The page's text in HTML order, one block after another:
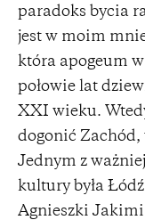
paradoks bycia
jest w moim
która apogeum w
połowie lat
XXI wieku.
dogonić
Jednym z
kultury była
Agnieszki